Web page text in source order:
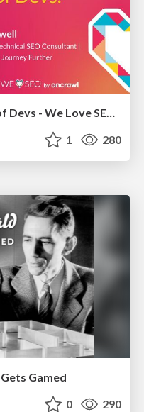
<Decoding/> the Language of Devs - We Love SEO 2024
1 280
Gamed
0 290